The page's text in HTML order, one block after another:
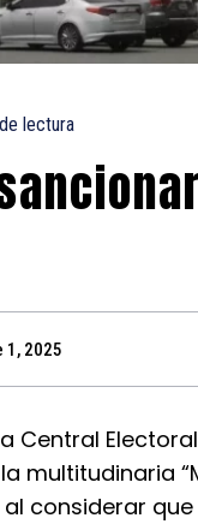
de lectura
1, 2025
Central
multitudinaria
considerar